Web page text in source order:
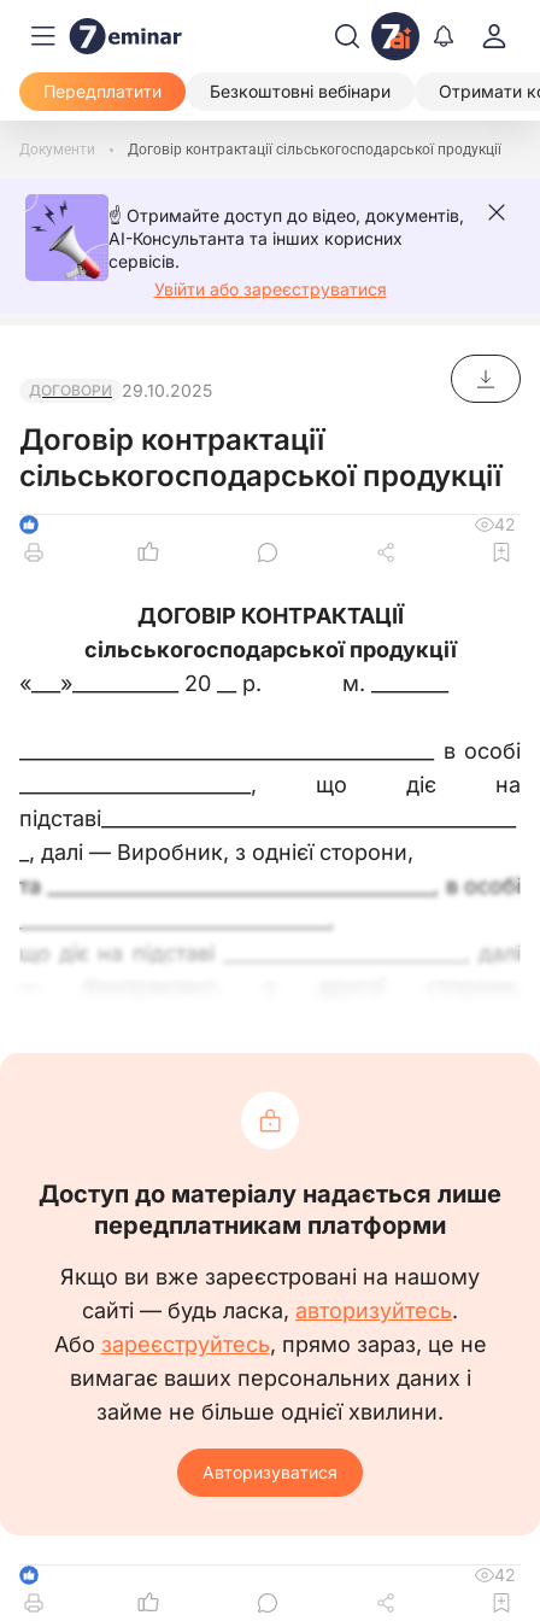
Передплатити Безкоштовні вебінари Отримати
Документи Договір контрактації сільськогосподарської продукції
☝️ Отримайте доступ до відео, документів,
AI-Консультанта та інших корисних
сервісів.
Увійти або зареєструватися
ДОГОВОРИ 29.10.2025
Договір контрактації
сільськогосподарської продукції
1 42
ДОГОВІР КОНТРАКТАЦІЇ
сільськогосподарської продукції
«___»___________ 20 __ р.
м. ________
___________________________________________ в особі
________________________, що діє на
підставі___________________________________________
_, далі — Виробник, з однієї сторони,
та ________________________________________, в особі
________________________________,
що діє на підставі _________________________, далі
1. Предмет договору
За Даним Договором Виробник
зобов’язується виростити визначену
договором сільськогосподарську продукцію
(далі — Товар) і передати її у власність
на загальну суму ______________________ грн
кількістю ______________ відповідно до додатка
1, який є невід’ємною частиною Даного
Договору, а Контрактант зобов’язується
прийняти цю продукцію та оплатити її за
встановленими цінами та в порядку, які
визначені Даним Договором.
який передається за Даним Договором,
належить йому на праві власності, не
Доступ до матеріалу надається лише
передплатникам платформи
Якщо ви вже зареєстровані на нашому
сайті — будь ласка, авторизуйтесь.
Або зареєструйтесь, прямо зараз, це не
вимагає ваших персональних даних і
займе не більше однієї хвилини.
Авторизуватися
1 42